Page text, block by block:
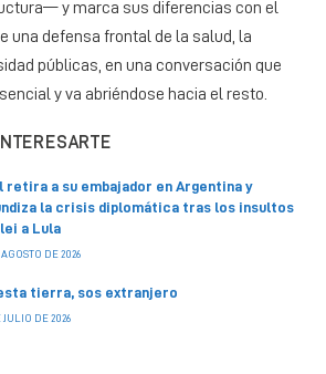
y marca sus diferencias con el
una defensa frontal de la salud, la
públicas, en una conversación que
y va abriéndose hacia el resto.
retira a su embajador en Argentina y
la crisis diplomática tras los insultos
a Lula
DE 2026
tierra, sos extranjero
JULIO DE 2026